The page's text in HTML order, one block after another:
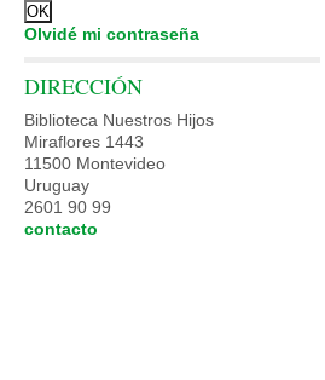
Olvidé mi contraseña
DIRECCIÓN
Biblioteca Nuestros Hijos
Miraflores 1443
11500 Montevideo
Uruguay
2601 90 99
contacto